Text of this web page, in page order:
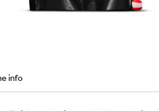
info